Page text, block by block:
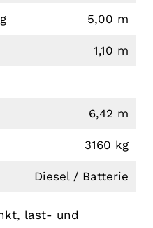
5,00 m
1,10 m
6,42 m
3160 kg
Diesel / Batterie
last- und